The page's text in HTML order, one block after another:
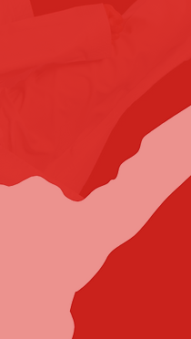
2. Abteilungsleitung
+49151 41221540
changbola@t-online.de